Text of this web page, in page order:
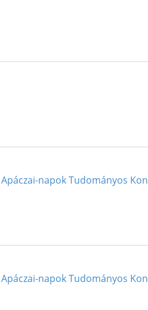
napok Tudományos
napok Tudományos